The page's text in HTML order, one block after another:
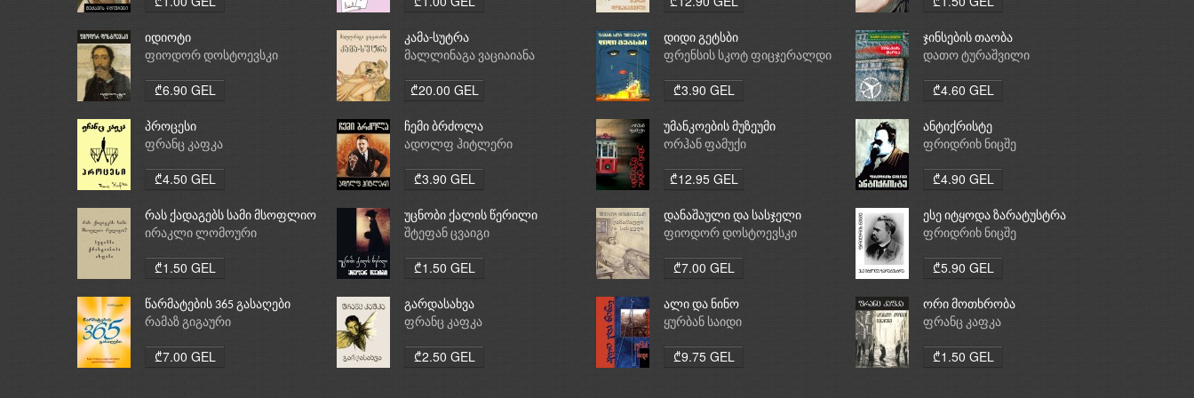
იდიოტი
ფიოდორ დოსტოევსკი
₾6.90 GEL
კამა-სუტრა
მალლინაგა ვაციაიანა
₾20.00 GEL
დიდი გეტსბი
ფრენსის სკოტ ფიცჯერალდი
₾3.90 GEL
ჯინსების თაობა
დათო ტურაშვილი
₾4.60 GEL
პროცესი
ფრანც კაფკა
₾4.50 GEL
ჩემი ბრძოლა
ადოლფ ჰიტლერი
₾3.90 GEL
უმანკოების მუზეუმი
ორჰან ფამუქი
₾12.95 GEL
ანტიქრისტე
ფრიდრიხ ნიცშე
₾4.90 GEL
რას ქადაგებს სამი მსოფლიო
რელიგია: ბუდიზმი,
ირაკლი ლომოური
₾1.50 GEL
უცნობი ქალის წერილი
შტეფან ცვაიგი
₾1.50 GEL
დანაშაული და სასჯელი
ფიოდორ დოსტოევსკი
₾7.00 GEL
ესე იტყოდა ზარატუსტრა
ფრიდრიხ ნიცშე
₾5.90 GEL
წარმატების 365 გასაღები
რამაზ გიგაური
₾7.00 GEL
გარდასახვა
ფრანც კაფკა
₾2.50 GEL
ალი და ნინო
ყურბან საიდი
₾9.75 GEL
ორი მოთხრობა
ფრანც კაფკა
₾1.50 GEL